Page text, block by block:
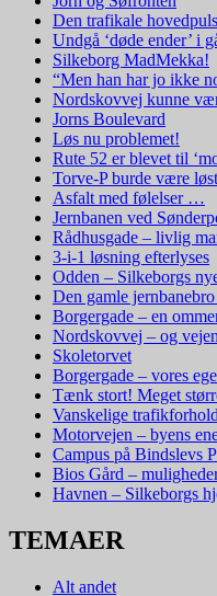
Den trafikale
Undgå ‘døde ender’ i
Silkeborg MadMekka!
“Men han har jo ikke
Nordskovvej kunne
Jorns Boulevard
Løs nu problemet!
Rute 52 er blevet til
Torve-P burde være
Asfalt med følelser …
Jernbanen ved
Rådhusgade – livlig
3-i-1 løsning efterlyses
Odden – Silkeborgs
Den gamle
Borgergade – en
Nordskovvej – og
Skoletorvet
Borgergade – vores
Tænk stort! Meget
Vanskelige
Motorvejen – byens
Campus på Bindslevs
Bios Gård –
Havnen – Silkeborgs
TEMAER
Alt andet